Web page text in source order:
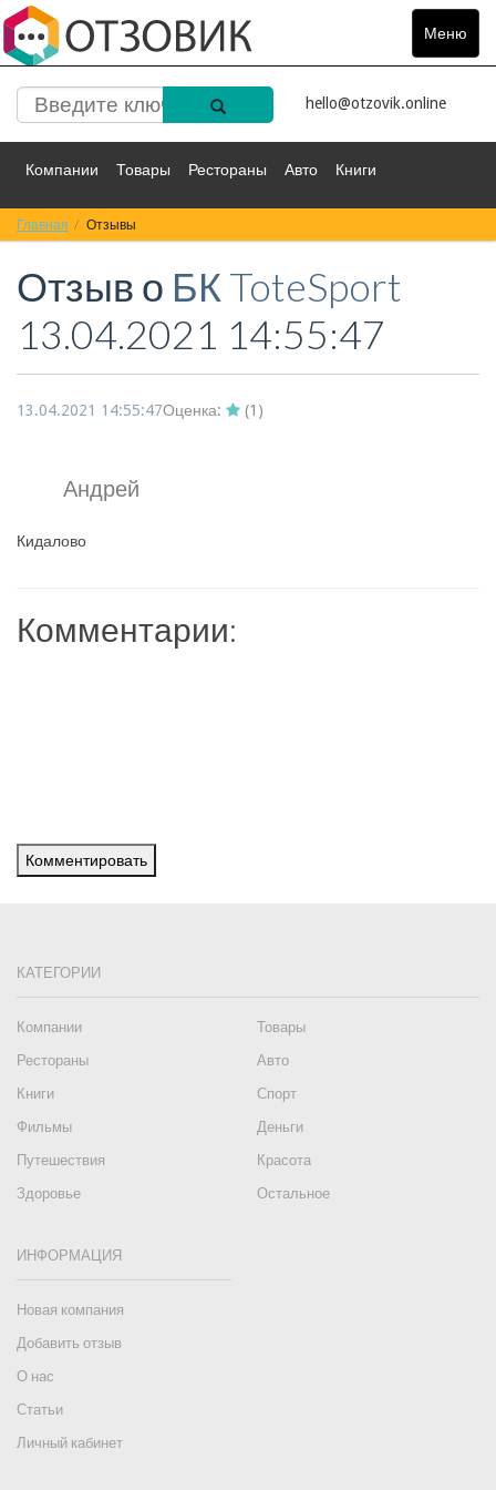
Меню
Toggle
hello@otzovik.online
Компании Товары Рестораны Авто Книги
Спорт Фильмы
Красота Здоровье Остальное
Главная Отзывы
Отзыв о БК ToteSport
13.04.2021 14:55:47
13.04.2021 14:55:47Оценка: (1 )
Андрей
Кидалово
Комментарии:
Комментировать
КАТЕГОРИИ
Компании
Товары
Рестораны
Авто
Книги
Спорт
Фильмы
Деньги
Путешествия
Красота
Здоровье
Остальное
ИНФОРМАЦИЯ
Новая компания
Добавить отзыв
О нас
Статьи
Личный кабинет